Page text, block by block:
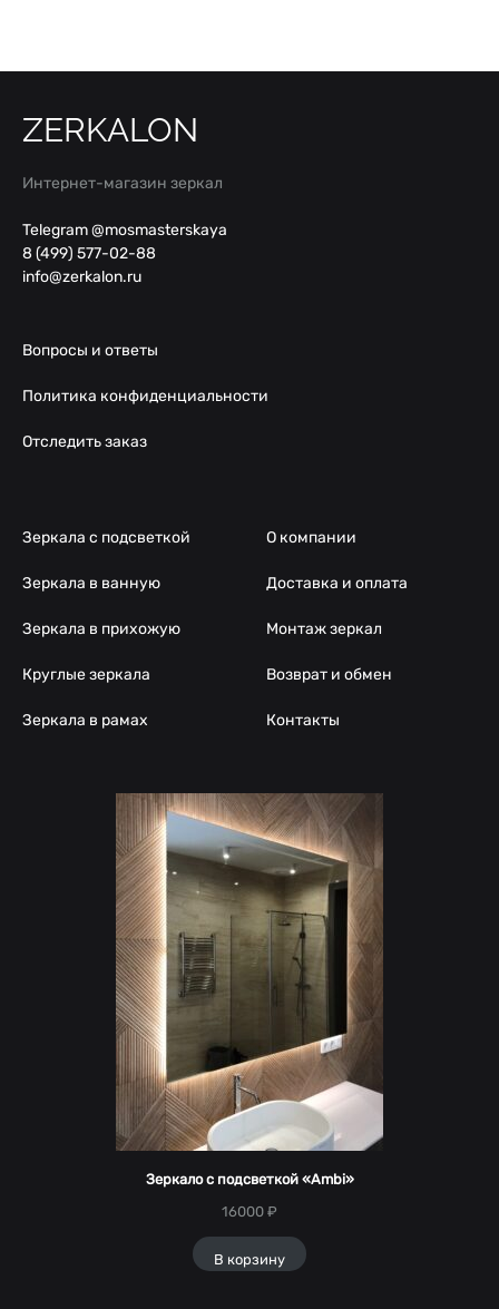
ZERKALON
Интернет-магазин зеркал
Telegram @mosmasterskaya
8 (499) 577-02-88
info@zerkalon.ru
Вопросы и ответы
Политика конфиденциальности
Отследить заказ
Зеркала с подсветкой
Зеркала в ванную
Зеркала в прихожую
Круглые зеркала
Зеркала в рамах
О компании
Доставка и оплата
Монтаж зеркал
Возврат и обмен
Контакты
Зеркало с подсветкой «Ambi»
16000 ₽
В корзину